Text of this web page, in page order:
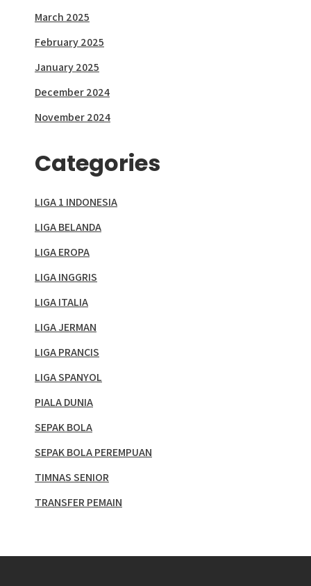
March 2025
February 2025
January 2025
December 2024
November 2024
Categories
LIGA 1 INDONESIA
LIGA BELANDA
LIGA EROPA
LIGA INGGRIS
LIGA ITALIA
LIGA JERMAN
LIGA PRANCIS
LIGA SPANYOL
PIALA DUNIA
SEPAK BOLA
SEPAK BOLA PEREMPUAN
TIMNAS SENIOR
TRANSFER PEMAIN